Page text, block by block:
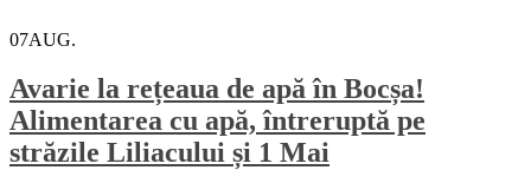
07AUG.
Avarie la rețeaua de apă în Bocșa!
Alimentarea cu apă, întreruptă pe
străzile Liliacului și 1 Mai